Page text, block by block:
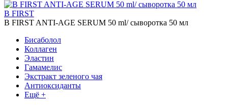
B FIRST
B FIRST ANTI-AGE SERUM 50 ml/ сыворотка 50 мл
Бисаболол
Коллаген
Эластин
Гамамелис
Экстракт зеленого чая
Антиоксиданты
Ещё +